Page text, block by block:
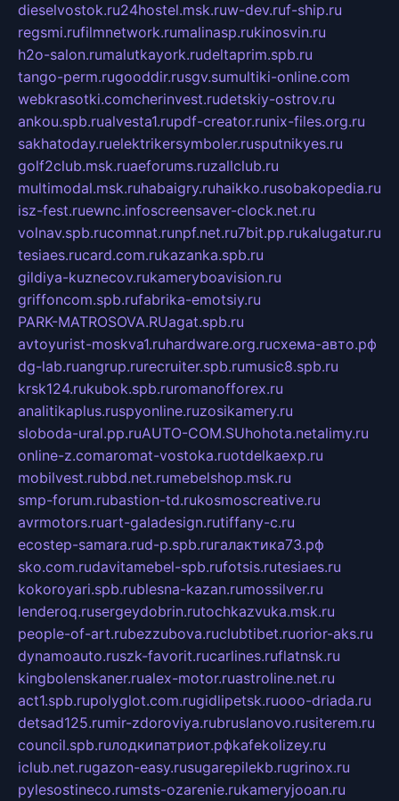
dieselvostok.ru24hostel.msk.ruw-dev.ruf-ship.ru
regsmi.rufilmnetwork.rumalinasp.rukinosvin.ru
h2o-salon.rumalutkayork.rudeltaprim.spb.ru
tango-perm.rugooddir.rusgv.sumultiki-online.com
webkrasotki.comcherinvest.rudetskiy-ostrov.ru
ankou.spb.rualvesta1.rupdf-creator.runix-files.org.ru
sakhatoday.ruelektrikersymboler.rusputnikyes.ru
golf2club.msk.ruaeforums.ruzallclub.ru
multimodal.msk.ruhabaigry.ruhaikko.rusobakopedia.ru
isz-fest.ruewnc.infoscreensaver-clock.net.ru
volnav.spb.rucomnat.runpf.net.ru7bit.pp.rukalugatur.ru
tesiaes.rucard.com.rukazanka.spb.ru
gildiya-kuznecov.rukameryboavision.ru
griffoncom.spb.rufabrika-emotsiy.ru
PARK-MATROSOVA.RUagat.spb.ru
avtoyurist-moskva1.ruhardware.org.ruсхема-авто.рф
dg-lab.ruangrup.rurecruiter.spb.rumusic8.spb.ru
krsk124.rukubok.spb.ruromanofforex.ru
analitikaplus.ruspyonline.ruzosikamery.ru
sloboda-ural.pp.ruAUTO-COM.SUhohota.netalimy.ru
online-z.comaromat-vostoka.ruotdelkaexp.ru
mobilvest.rubbd.net.rumebelshop.msk.ru
smp-forum.rubastion-td.rukosmoscreative.ru
avrmotors.ruart-galadesign.rutiffany-c.ru
ecostep-samara.rud-p.spb.ruгалактика73.рф
sko.com.rudavitamebel-spb.rufotsis.rutesiaes.ru
kokoroyari.spb.rublesna-kazan.rumossilver.ru
lenderoq.rusergeydobrin.rutochkazvuka.msk.ru
people-of-art.rubezzubova.ruclubtibet.ruorior-aks.ru
dynamoauto.ruszk-favorit.rucarlines.ruflatnsk.ru
kingbolenskaner.rualex-motor.ruastroline.net.ru
act1.spb.rupolyglot.com.rugidlipetsk.ruooo-driada.ru
detsad125.rumir-zdoroviya.rubruslanovo.rusiterem.ru
council.spb.ruлодкипатриот.рфkafekolizey.ru
iclub.net.rugazon-easy.rusugarepilekb.rugrinox.ru
pylesostineco.rumsts-ozarenie.rukameryjooan.ru